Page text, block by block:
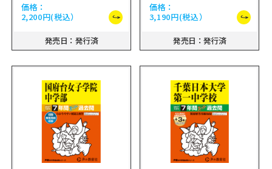
価格：
2,200円(税込）
発売日：発行済
価格：
3,190円(税込）
発売日：発行済